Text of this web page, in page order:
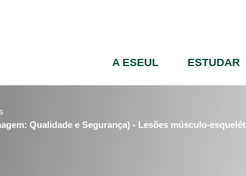
principal
A ESEUL ESTUDAR
Qualidade e Segurança) - Lesões músculo-